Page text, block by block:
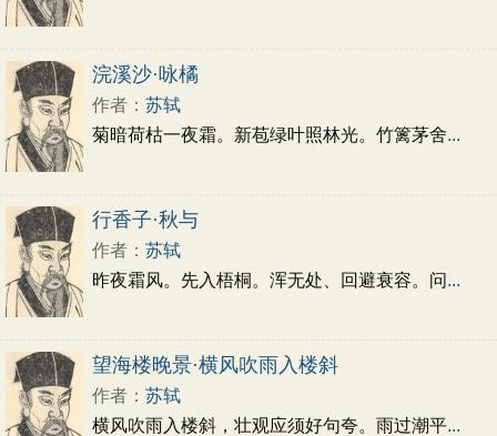
浣溪沙·咏橘
作者： 苏轼
菊暗荷枯一夜霜。新苞绿叶照林光。竹篱茅舍...
行香子·秋与
作者： 苏轼
昨夜霜风。先入梧桐。浑无处、回避衰容。问...
望海楼晚景·横风吹雨入楼斜
作者： 苏轼
横风吹雨入楼斜，壮观应须好句夸。雨过潮平...